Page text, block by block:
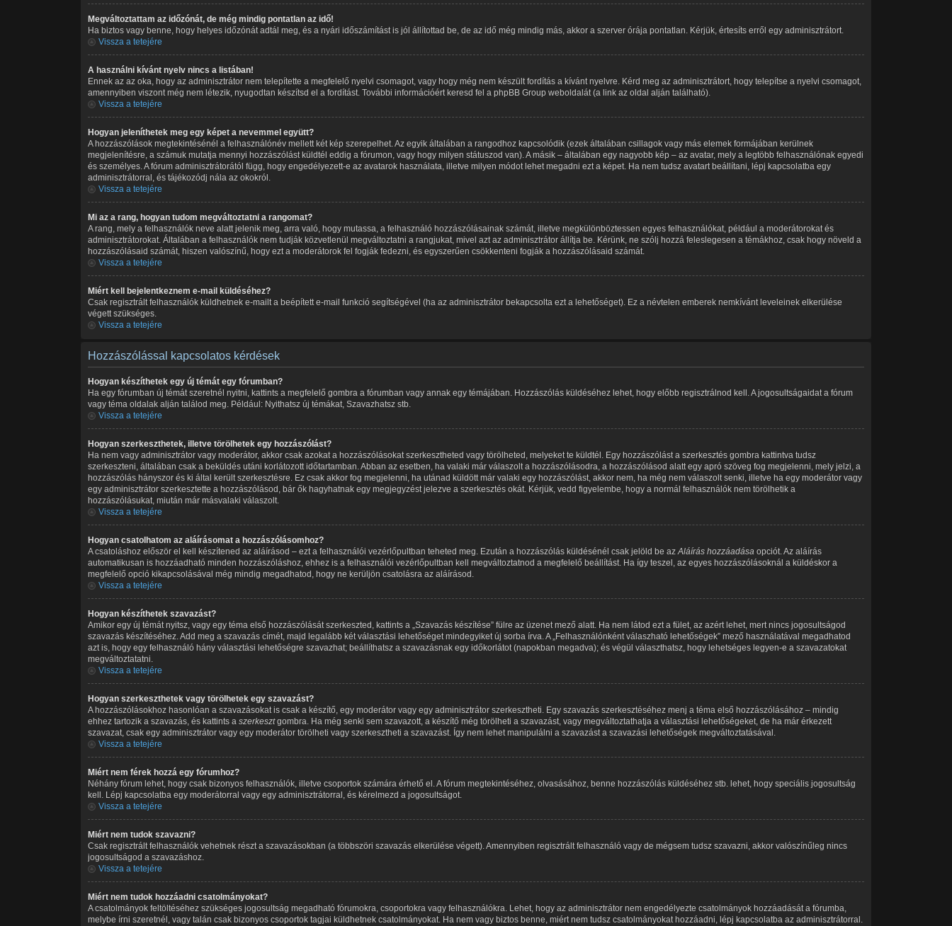
Megváltoztattam az időzónát, de még mindig pontatlan az idő!
Ha biztos vagy benne, hogy helyes időzónát adtál meg, és a nyári időszámítást is jól állítottad be, de az idő még mindig más, akkor a szerver órája pontatlan. Kérjük, értesíts erről egy adminisztrátort.
Vissza a tetejére
A használni kívánt nyelv nincs a listában!
Ennek az az oka, hogy az adminisztrátor nem telepítette a megfelelő nyelvi csomagot, vagy hogy még nem készült fordítás a kívánt nyelvre. Kérd meg az adminisztrátort, hogy telepítse a nyelvi csomagot,
amennyiben viszont még nem létezik, nyugodtan készítsd el a fordítást. További információért keresd fel a phpBB Group weboldalát (a link az oldal alján található).
Vissza a tetejére
Hogyan jeleníthetek meg egy képet a nevemmel együtt?
A hozzászólások megtekintésénél a felhasználónév mellett két kép szerepelhet. Az egyik általában a rangodhoz kapcsolódik (ezek általában csillagok vagy más elemek formájában kerülnek
megjelenítésre, a számuk mutatja mennyi hozzászólást küldtél eddig a fórumon, vagy hogy milyen státuszod van). A másik – általában egy nagyobb kép – az avatar, mely a legtöbb felhasználónak egyedi
és személyes. A fórum adminisztrátorától függ, hogy engedélyezett-e az avatarok használata, illetve milyen módot lehet megadni ezt a képet. Ha nem tudsz avatart beállítani, lépj kapcsolatba egy
adminisztrátorral, és tájékozódj nála az okokról.
Vissza a tetejére
Mi az a rang, hogyan tudom megváltoztatni a rangomat?
A rang, mely a felhasználók neve alatt jelenik meg, arra való, hogy mutassa, a felhasználó hozzászólásainak számát, illetve megkülönböztessen egyes felhasználókat, például a moderátorokat és
adminisztrátorokat. Általában a felhasználók nem tudják közvetlenül megváltoztatni a rangjukat, mivel azt az adminisztrátor állítja be. Kérünk, ne szólj hozzá feleslegesen a témákhoz, csak hogy növeld a
hozzászólásaid számát, hiszen valószínű, hogy ezt a moderátorok fel fogják fedezni, és egyszerűen csökkenteni fogják a hozzászólásaid számát.
Vissza a tetejére
Miért kell bejelentkeznem e-mail küldéséhez?
Csak regisztrált felhasználók küldhetnek e-mailt a beépített e-mail funkció segítségével (ha az adminisztrátor bekapcsolta ezt a lehetőséget). Ez a névtelen emberek nemkívánt leveleinek elkerülése
végett szükséges.
Vissza a tetejére
Hozzászólással kapcsolatos kérdések
Hogyan készíthetek egy új témát egy fórumban?
Ha egy fórumban új témát szeretnél nyitni, kattints a megfelelő gombra a fórumban vagy annak egy témájában. Hozzászólás küldéséhez lehet, hogy előbb regisztrálnod kell. A jogosultságaidat a fórum
vagy téma oldalak alján találod meg. Például: Nyithatsz új témákat, Szavazhatsz stb.
Vissza a tetejére
Hogyan szerkeszthetek, illetve törölhetek egy hozzászólást?
Ha nem vagy adminisztrátor vagy moderátor, akkor csak azokat a hozzászólásokat szerkesztheted vagy törölheted, melyeket te küldtél. Egy hozzászólást a szerkesztés gombra kattintva tudsz
szerkeszteni, általában csak a beküldés utáni korlátozott időtartamban. Abban az esetben, ha valaki már válaszolt a hozzászólásodra, a hozzászólásod alatt egy apró szöveg fog megjelenni, mely jelzi, a
hozzászólás hányszor és ki által került szerkesztésre. Ez csak akkor fog megjelenni, ha utánad küldött már valaki egy hozzászólást, akkor nem, ha még nem válaszolt senki, illetve ha egy moderátor vagy
egy adminisztrátor szerkesztette a hozzászólásod, bár ők hagyhatnak egy megjegyzést jelezve a szerkesztés okát. Kérjük, vedd figyelembe, hogy a normál felhasználók nem törölhetik a
hozzászólásukat, miután már másvalaki válaszolt.
Vissza a tetejére
Hogyan csatolhatom az aláírásomat a hozzászólásomhoz?
A csatoláshoz először el kell készítened az aláírásod – ezt a felhasználói vezérlőpultban teheted meg. Ezután a hozzászólás küldésénél csak jelöld be azAláírás hozzáadása opciót. Az aláírás
automatikusan is hozzáadható minden hozzászóláshoz, ehhez is a felhasználói vezérlőpultban kell megváltoztatnod a megfelelő beállítást. Ha így teszel, az egyes hozzászólásoknál a küldéskor a
megfelelő opció kikapcsolásával még mindig megadhatod, hogy ne kerüljön csatolásra az aláírásod.
Vissza a tetejére
Hogyan készíthetek szavazást?
Amikor egy új témát nyitsz, vagy egy téma első hozzászólását szerkeszted, kattints a „Szavazás készítése” fülre az üzenet mező alatt. Ha nem látod ezt a fület, az azért lehet, mert nincs jogosultságod
szavazás készítéséhez. Add meg a szavazás címét, majd legalább két választási lehetőséget mindegyiket új sorba írva. A „Felhasználónként válaszható lehetőségek” mező használatával megadhatod
azt is, hogy egy felhasználó hány választási lehetőségre szavazhat; beállíthatsz a szavazásnak egy időkorlátot (napokban megadva); és végül választhatsz, hogy lehetséges legyen-e a szavazatokat
megváltoztatatni.
Vissza a tetejére
Hogyan szerkeszthetek vagy törölhetek egy szavazást?
A hozzászólásokhoz hasonlóan a szavazásokat is csak a készítő, egy moderátor vagy egy adminisztrátor szerkesztheti. Egy szavazás szerkesztéséhez menj a téma első hozzászólásához – mindig
ehhez tartozik a szavazás, és kattints aszerkesztgombra. Ha még senki sem szavazott, a készítő még törölheti a szavazást, vagy megváltoztathatja a választási lehetőségeket, de ha már érkezett
szavazat, csak egy adminisztrátor vagy egy moderátor törölheti vagy szerkesztheti a szavazást. Így nem lehet manipulálni a szavazást a szavazási lehetőségek megváltoztatásával.
Vissza a tetejére
Miért nem férek hozzá egy fórumhoz?
Néhány fórum lehet, hogy csak bizonyos felhasználók, illetve csoportok számára érhető el. A fórum megtekintéséhez, olvasásához, benne hozzászólás küldéséhez stb. lehet, hogy speciális jogosultság
kell. Lépj kapcsolatba egy moderátorral vagy egy adminisztrátorral, és kérelmezd a jogosultságot.
Vissza a tetejére
Miért nem tudok szavazni?
Csak regisztrált felhasználók vehetnek részt a szavazásokban (a többszöri szavazás elkerülése végett). Amennyiben regisztrált felhasználó vagy de mégsem tudsz szavazni, akkor valószínűleg nincs
jogosultságod a szavazáshoz.
Vissza a tetejére
Miért nem tudok hozzáadni csatolmányokat?
A csatolmányok feltöltéséhez szükséges jogosultság megadható fórumokra, csoportokra vagy felhasználókra. Lehet, hogy az adminisztrátor nem engedélyezte csatolmányok hozzáadását a fórumba,
melybe írni szeretnél, vagy talán csak bizonyos csoportok tagjai küldhetnek csatolmányokat. Ha nem vagy biztos benne, miért nem tudsz csatolmányokat hozzáadni, lépj kapcsolatba az adminisztrátorral.